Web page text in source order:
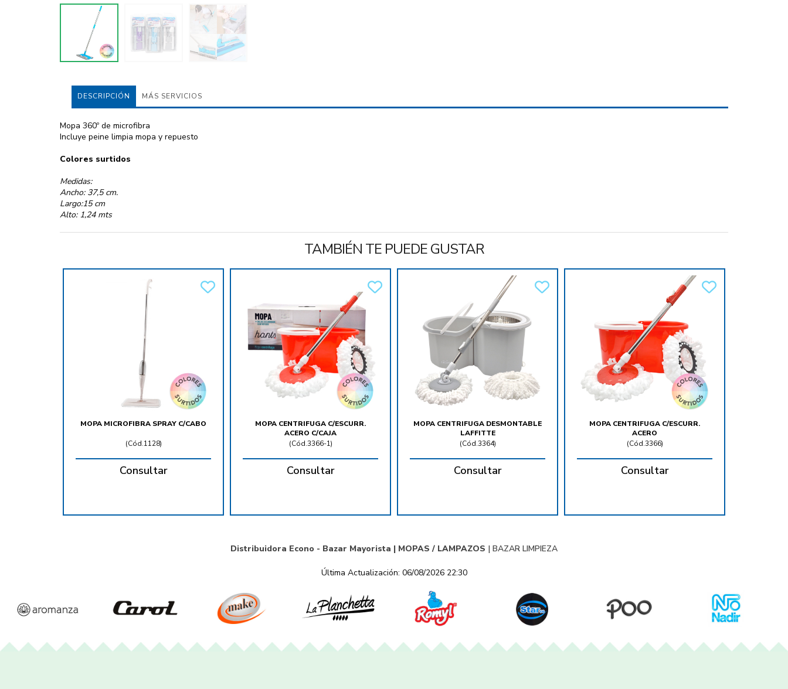
DESCRIPCIÓN MÁS SERVICIOS
Mopa 360º de microfibra
Incluye peine limpia mopa y repuesto
Colores surtidos
Medidas:
Ancho: 37,5 cm.
Largo:15 cm
Alto: 1,24 mts
TAMBIÉN TE PUEDE GUSTAR
MOPA MICROFIBRA SPRAY C/CABO
(Cód.1128)
Consultar
MOPA CENTRIFUGA C/ESCURR.
ACERO C/CAJA
(Cód.3366-1)
Consultar
MOPA CENTRIFUGA DESMONTABLE
LAFFITTE
(Cód.3364)
Consultar
MOPA CENTRIFUGA C/ESCURR.
ACERO
(Cód.3366)
Consultar
Distribuidora Econo - Bazar Mayorista | MOPAS / LAMPAZOS | BAZAR LIMPIEZA
Última Actualización: 06/08/2026 22:30